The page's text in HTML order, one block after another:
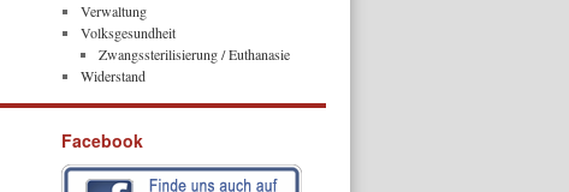
Verwaltung
Volksgesundheit
Zwangssterilisierung / Euthanasie
Widerstand
Facebook